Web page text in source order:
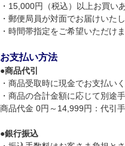
・15,000円（税込）以上お買い
・郵便局員が対面でお届けいたし
・時間帯指定をご希望いただけま
お支払い方法
●商品代引
・商品受取時に現金でお支払いく
・商品の合計金額に応じて別途
商品代金 0円～14,999円：代引
●銀行振込